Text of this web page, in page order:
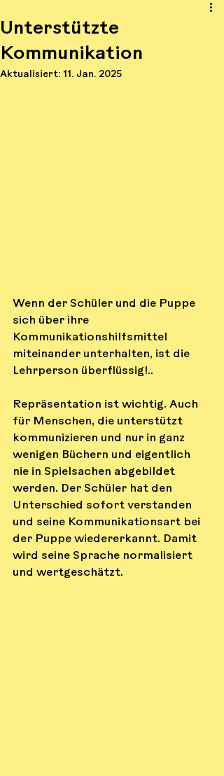
Unterstützte
Kommunikation
Aktualisiert: 11. Jan. 2025
Wenn der Schüler und die Puppe
sich über ihre
Kommunikationshilfsmittel
miteinander unterhalten, ist die
Lehrperson überflüssig!..
Repräsentation ist wichtig. Auch
für Menschen, die unterstützt
kommunizieren und nur in ganz
wenigen Büchern und eigentlich
nie in Spielsachen abgebildet
werden. Der Schüler hat den
Unterschied sofort verstanden
und seine Kommunikationsart bei
der Puppe wiedererkannt. Damit
wird seine Sprache normalisiert
und wertgeschätzt.